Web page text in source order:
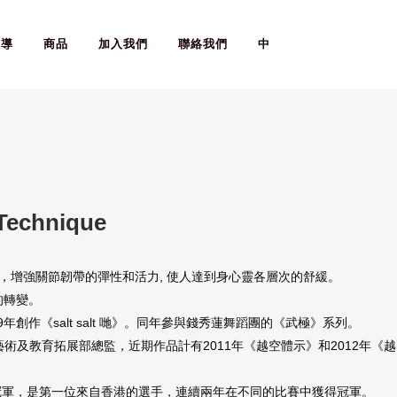
商品 加入我們 聯絡我們 中
強關節韌帶的彈性和活力, 使人達到身心靈各層次的舒緩。
變。
年創作《salt salt 哋》。同年參與錢秀蓮舞蹈團的《武極》系列。
及教育拓展部總監，近期作品計有2011年《越空體示》和2012年《越
是第一位來自香港的選手，連續兩年在不同的比賽中獲得冠軍。